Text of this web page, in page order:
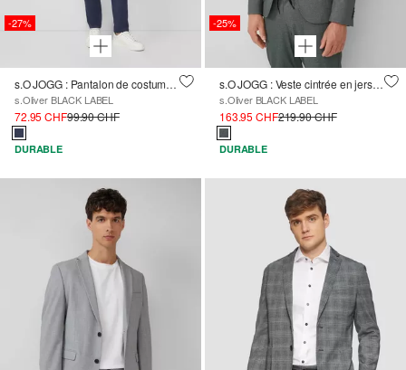
-27%
s.O JOGG : Pantalon de costume en jersey piqué chiné
s.Oliver BLACK LABEL
72.95 CHF99.90 CHF
DURABLE
-25%
s.O JOGG : Veste cintrée en jersey interlock à motifs fins
s.Oliver BLACK LABEL
163.95 CHF219.90 CHF
DURABLE